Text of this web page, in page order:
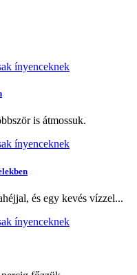
is átmossuk.
és egy kevés vízzel...